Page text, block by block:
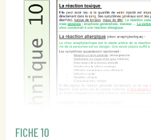
FICHE 10